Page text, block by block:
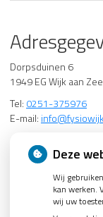
Dorpsduinen 6
1949 EG Wijk aan Zee
Tel: 0251-375976
E-mail:
1942 EH Beverwijk,
Informatie
Deze
Wij
kan werken.
wij uw